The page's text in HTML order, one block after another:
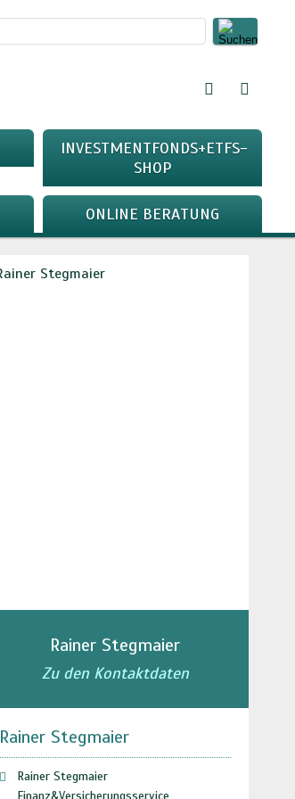
INVESTMENTFONDS+ETFS-
SHOP
ONLINE BERATUNG
Rainer Stegmaier
Zu den Kontaktdaten
Rainer Stegmaier
Rainer Stegmaier
Finanz&Versicherungsservice